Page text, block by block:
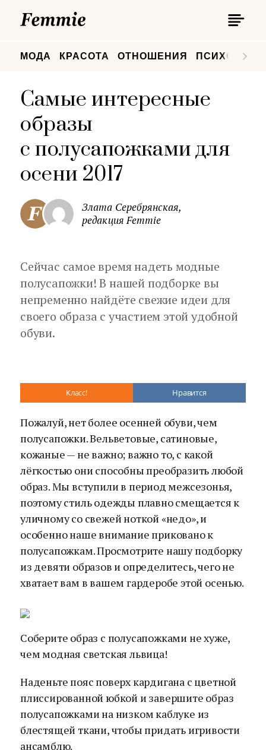
МОДА КРАСОТА ОТНОШЕНИЯ
Самые интересные
образы
с полусапожками для
осени 2017
Злата Серебрянская,
редакция Femmie
Сейчас самое время надеть модные
полусапожки! В нашей подборке вы
непременно найдёте свежие идеи для
своего образа с участием этой удобной
обуви.
Класс! Нравится
Пожалуй, нет более осенней обуви, чем
полусапожки. Вельветовые, сатиновые,
кожаные — не важно; важно то, с какой
лёгкостью они способны преобразить любой
образ. Мы вступили в период межсезонья,
поэтому стиль одежды плавно смещается к
уличному со свежей ноткой «недо», и
особенно наше внимание приковано к
полусапожкам. Просмотрите нашу подборку
из девяти образов и определитесь, чего не
хватает вам в вашем гардеробе этой осенью.
Соберите образ с полусапожками не хуже,
чем модная светская львица!
Наденьте пояс поверх кардигана с цветной
плиссированной юбкой и завершите образ
полусапожками на низком каблуке из
блестящей ткани, чтобы придать игривости
ансамблю.